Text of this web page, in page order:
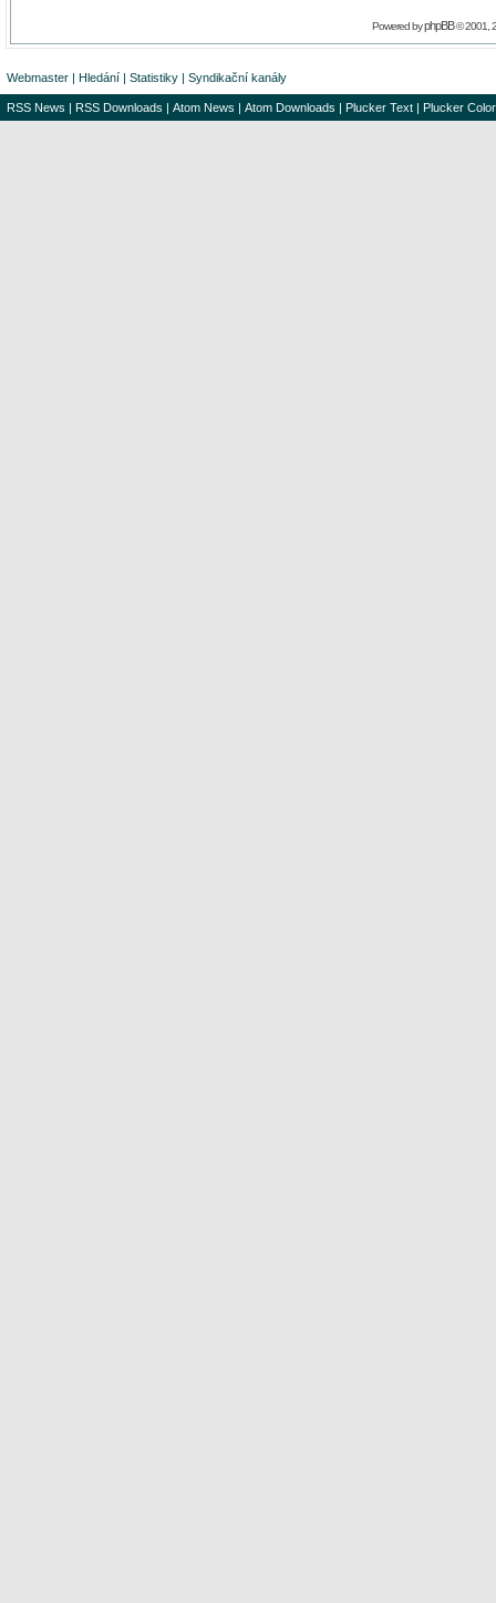
Powered byphpBB© 2001,
Webmaster | Hledání | Statistiky | Syndikační kanály
RSS News | RSS Downloads | Atom News | Atom Downloads | Plucker Text | Plucker Color